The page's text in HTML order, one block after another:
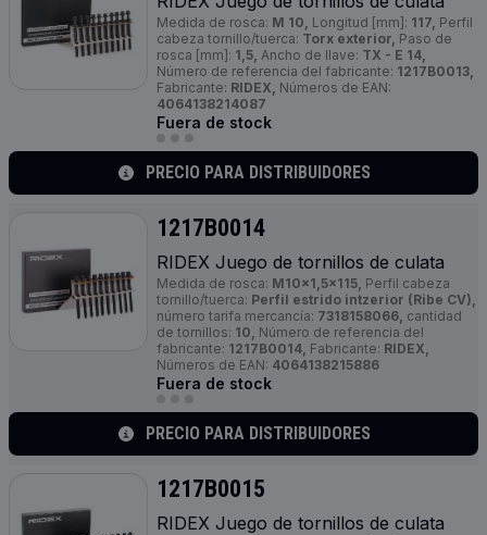
Medida de rosca: M 10, Longitud [mm]: 117, Perfil
cabeza tornillo/tuerca: Torx exterior, Paso de
rosca [mm]: 1,5, Ancho de llave: TX - E 14,
Número de referencia del fabricante: 1217B0013,
Fabricante: RIDEX, Números de EAN:
4064138214087
Fuera de stock
PRECIO PARA DISTRIBUIDORES
1217B0014
RIDEX Juego de tornillos de culata
Medida de rosca: M10x1,5x115, Perfil cabeza
tornillo/tuerca: Perfil estrido intzerior (Ribe CV),
número tarifa mercancía: 7318158066, cantidad
de tornillos: 10, Número de referencia del
fabricante: 1217B0014, Fabricante: RIDEX,
Números de EAN: 4064138215886
Fuera de stock
PRECIO PARA DISTRIBUIDORES
1217B0015
RIDEX Juego de tornillos de culata